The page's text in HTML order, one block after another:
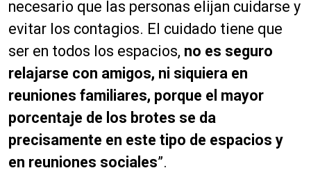
necesario que las personas elijan cuidarse y
evitar los contagios. El cuidado tiene que
ser en todos los espacios, no es seguro
relajarse con amigos, ni siquiera en
reuniones familiares, porque el mayor
porcentaje de los brotes se da
precisamente en este tipo de espacios y
en reuniones sociales”.